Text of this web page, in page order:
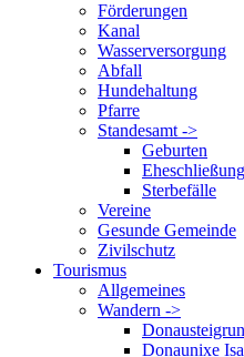
Förderungen
Kanal
Wasserversorgung
Abfall
Hundehaltung
Pfarre
Standesamt ->
Geburten
Sterbefälle
Vereine
Gesunde Gemeinde
Zivilschutz
Tourismus
Allgemeines
Wandern ->
Donaunixe